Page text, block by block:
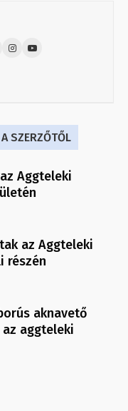
SZERZŐTŐL
Aggteleki
az Aggteleki
részén
aknavető
aggteleki